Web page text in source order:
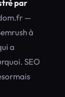
par
—
à
a
SEO